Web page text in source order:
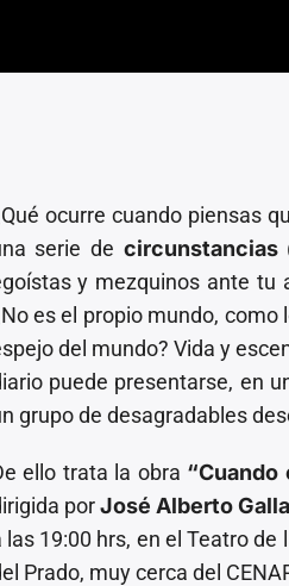
ocurre cuando piensas
serie de circunstancias
y mezquinos ante tu
es el propio mundo, como
del mundo? Vida y
puede presentarse, en
grupo de desagradables
ello trata la obra
porJosé Alberto
las 19:00 hrs, en el Teatro
Prado, muy cerca del